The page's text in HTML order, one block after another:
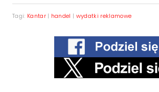
Tagi: Kantar| handel | wydatki reklamowe